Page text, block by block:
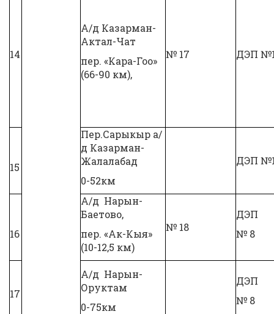
14
А/д Казарман-
Актал-Чат
пер. «Кара-Гоо»
(66-90 км),
№ 17 ДЭП
15
Пер.Сарыкыр а/
д Казарман-
Жалалабад
0-52км
ДЭП
16
А/д Нарын-
Баетово,
пер. «Ак-Кыя»
(10-12,5 км)
№ 18
ДЭП
№ 8
17
А/д Нарын-
Оруктам
0-75км
ДЭП
№ 8